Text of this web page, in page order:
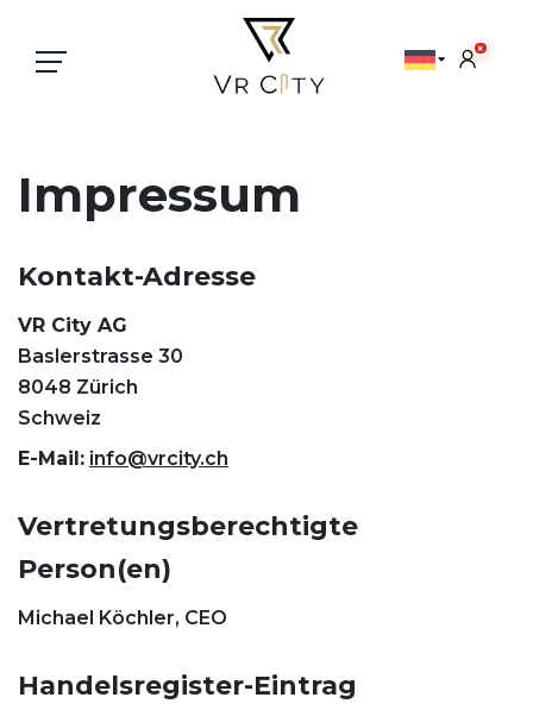
×
Impressum
Kontakt-Adresse
VR City AG
Baslerstrasse 30
8048 Zürich
Schweiz
E-Mail: info@vrcity.ch
Vertretungsberechtigte
Person(en)
Michael Köchler, CEO
Handelsregister-Eintrag